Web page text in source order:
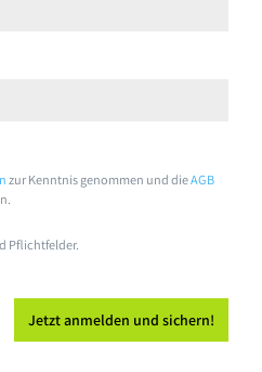
Farbe
zur Kenntnis genommen und dieAGB
Pflichtfelder.
Jetzt anmelden und sichern!